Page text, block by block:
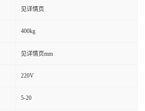
见详情页
400kg
见详情页mm
220V
5-20